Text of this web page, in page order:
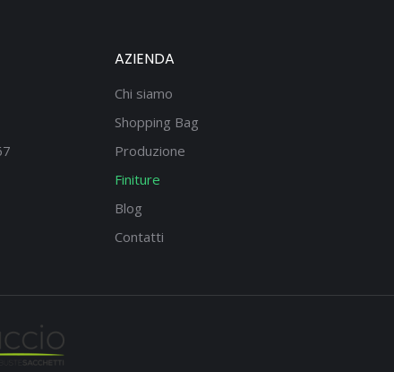
AZIENDA
Chi siamo
Shopping Bag
Produzione
Finiture
Blog
Contatti